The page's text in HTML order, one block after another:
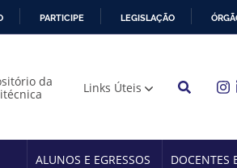
PARTICIPE LEGISLAÇÃO
da
Links Úteis
ALUNOS E EGRESSOS DOCENTES